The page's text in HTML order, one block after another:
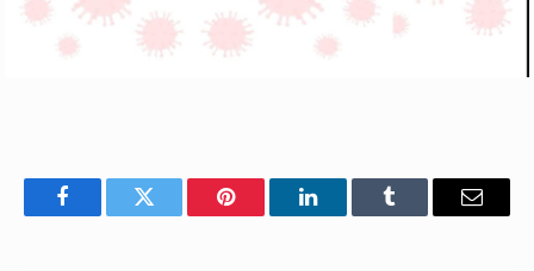
FacebookTwitter Pinterest LinkedInTumblr
E-